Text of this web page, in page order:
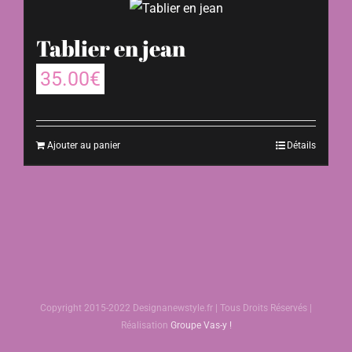
Tablier en jean
35.00€
Ajouter au panier Détails
Copyright 2015-2022 Designanewstyle.fr | Tous Droits Réservés |
Réalisation Groupe Vas-y !